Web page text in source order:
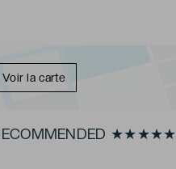
Voir la carte
RECOMMENDED ★★★★★